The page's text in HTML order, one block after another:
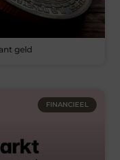
geld
FINANCIEEL